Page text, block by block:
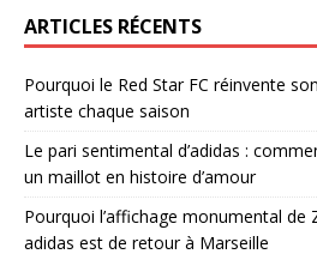
ARTICLES RÉCENTS
Pourquoi le Red Star FC réinvente
artiste chaque saison
Le pari sentimental d’adidas :
un maillot en histoire d’amour
Pourquoi l’affichage monumental de
adidas est de retour à Marseille